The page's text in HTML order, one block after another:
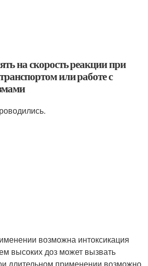
на скорость реакции при
или работе с
возможна интоксикация
высоких доз может вызвать